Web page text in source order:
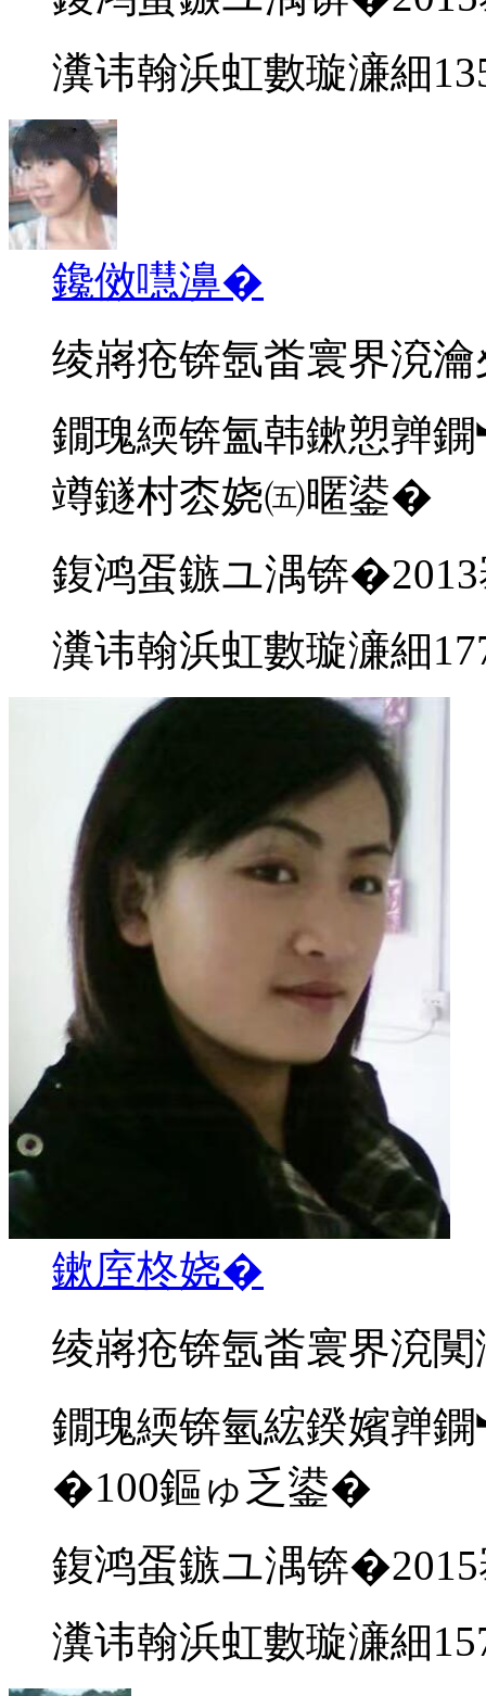
瀵讳翰浜虹數璇濓細
鑱傚嚖濞�
绫嶈疮锛氬畨寰界渷
鐗瑰緛锛氳韩鏉愬亸
竴鐩村枩娆㈤暱鍙�
鍑鸿蛋鏃ユ湡锛
瀵讳翰浜虹數璇濓細
鏉庢柊娆�
绫嶈疮锛氬畨寰界渷
鐗瑰緛锛氫綋鍨嬪亸
�100鏂ゅ乏鍙�
鍑鸿蛋鏃ユ湡锛
瀵讳翰浜虹數璇濓細